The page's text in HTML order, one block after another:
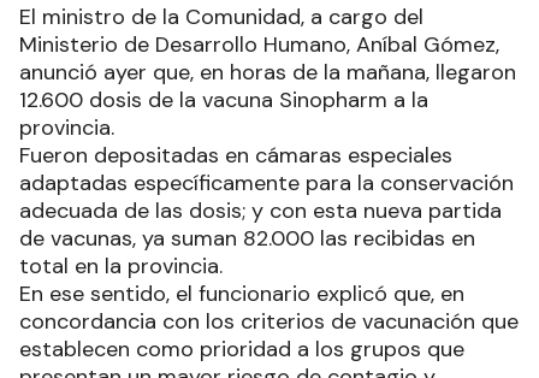
El ministro de la Comunidad, a cargo del
Ministerio de Desarrollo Humano, Aníbal Gómez,
anunció ayer que, en horas de la mañana, llegaron
12.600 dosis de la vacuna Sinopharm a la
provincia.
Fueron depositadas en cámaras especiales
adaptadas específicamente para la conservación
adecuada de las dosis; y con esta nueva partida
de vacunas, ya suman 82.000 las recibidas en
total en la provincia.
En ese sentido, el funcionario explicó que, en
concordancia con los criterios de vacunación que
establecen como prioridad a los grupos que